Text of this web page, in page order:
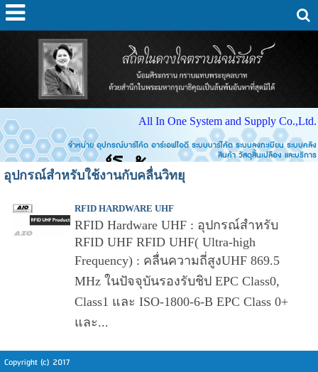
All In One System and Supply Co.,Ltd.
จำหน่าย อุปกรณ์บาร์โค้ด อาร์เอฟไอดี ระบบบาร์โค้ด ระบบลงทะเบียน ระบบคลัง
สินค้า วัสดุสิ้นเปลือง และบริการ
อุปกรณ์สำหรับใช้งานกับคลื่นวิทยุ
RFID HARDWARE UHF
RFID Hardware UHF : อุปกรณ์สำหรับ
RFID UHF RFID UHF( Ultra-high
Frequency) : คลื่นความถี่สูงUHF 869.5
MHz ในปัจจุบันรองรับชิป EPC Class0,
Class1 และ ISO-1800-6-B EPC Class 0+
และ...
Copyright (c) 2017